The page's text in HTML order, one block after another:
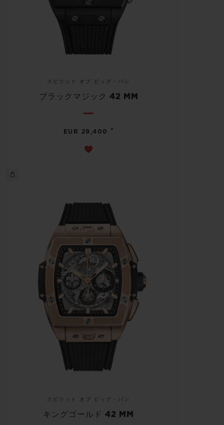
スピリット オブ ビッグ・バン
ブラックマジック 42 MM
EUR 29,400 •
スピリット オブ ビッグ・バン
キングゴールド 42 MM